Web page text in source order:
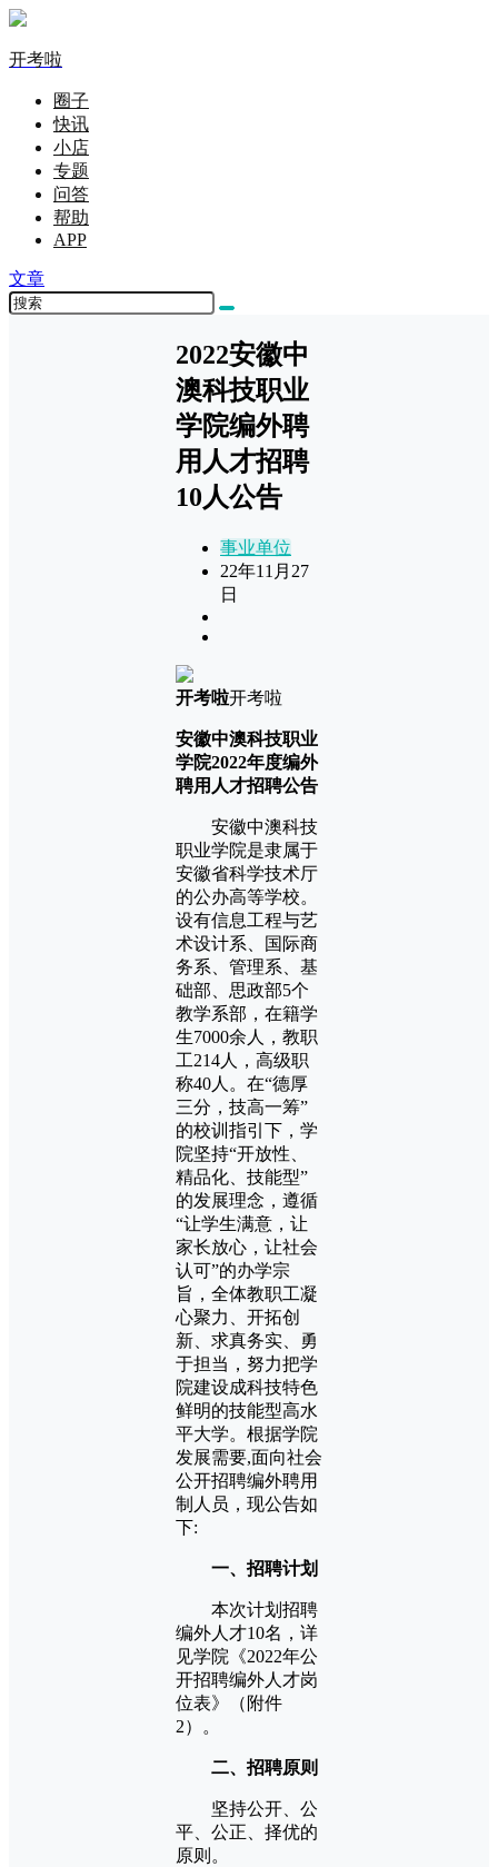
开考啦
圈子
快讯
小店
专题
问答
帮助
APP
文章
2022安徽中
澳科技职业
学院编外聘
用人才招聘
10人公告
事业单位
22年11月27
日
开考啦开考啦
安徽中澳科技职业
学院2022年度编外
聘用人才招聘公告
安徽中澳科技
职业学院是隶属于
安徽省科学技术厅
的公办高等学校。
设有信息工程与艺
术设计系、国际商
务系、管理系、基
础部、思政部5个
教学系部，在籍学
生7000余人，教职
工214人，高级职
称40人。在“德厚
三分，技高一筹”
的校训指引下，学
院坚持“开放性、
精品化、技能型”
的发展理念，遵循
“让学生满意，让
家长放心，让社会
认可”的办学宗
旨，全体教职工凝
心聚力、开拓创
新、求真务实、勇
于担当，努力把学
院建设成科技特色
鲜明的技能型高水
平大学。根据学院
发展需要,面向社会
公开招聘编外聘用
制人员，现公告如
下:
一、招聘计划
本次计划招聘
编外人才10名，详
见学院《2022年公
开招聘编外人才岗
位表》（附件
2）。
二、招聘原则
坚持公开、公
平、公正、择优的
原则。